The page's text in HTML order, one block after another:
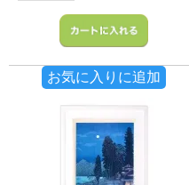
お気に入りに追加